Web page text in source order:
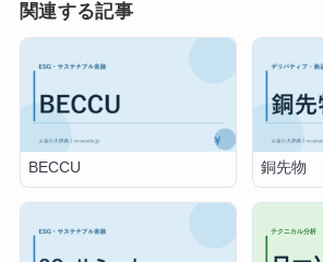
関連する記事
BECCU 銅先物